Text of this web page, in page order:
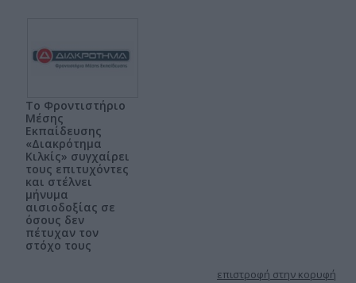
Το Φροντιστήριο
Μέσης
Εκπαίδευσης
«Διακρότημα
Κιλκίς» συγχαίρει
τους επιτυχόντες
και στέλνει
μήνυμα
αισιοδοξίας σε
όσους δεν
πέτυχαν τον
στόχο τους
επιστροφή στην κορυφή